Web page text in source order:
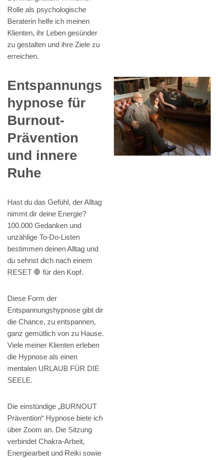
Rolle als psychologische
Beraterin helfe ich meinen
Klienten, ihr Leben gesünder
zu gestalten und ihre Ziele zu
erreichen.
Entspannungs
hypnose für
Burnout-
Prävention
und innere
Ruhe
Hast du das Gefühl, der Alltag
nimmt dir deine Energie?
100.000 Gedanken und
unzählige To-Do-Listen
bestimmen deinen Alltag und
du sehnst dich nach einem
RESET 🛑 für den Kopf.
Diese Form der
Entspannungshypnose gibt dir
die Chance, zu entspannen,
ganz gemütlich von zu Hause.
Viele meiner Klienten erleben
die Hypnose als einen
mentalen URLAUB FÜR DIE
SEELE.
Die einstündige „BURNOUT
Prävention“ Hypnose biete ich
über Zoom an. Die Sitzung
verbindet Chakra-Arbeit,
Energiearbeit und Reiki sowie